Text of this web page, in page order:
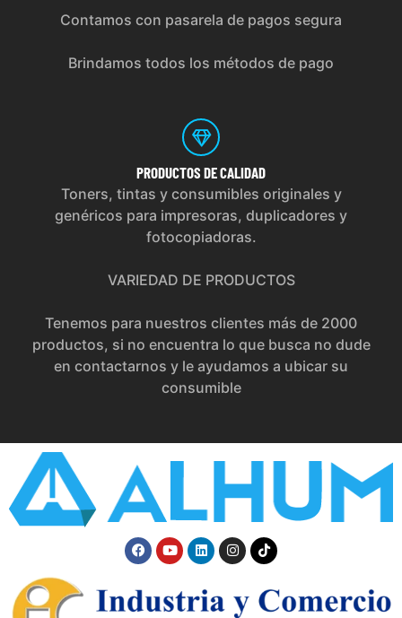
Contamos con pasarela de pagos segura
Brindamos todos los métodos de pago
PRODUCTOS DE CALIDAD
Toners, tintas y consumibles originales y
genéricos para impresoras, duplicadores y
fotocopiadoras.
VARIEDAD DE PRODUCTOS
Tenemos para nuestros clientes más de 2000
productos, si no encuentra lo que busca no dude
en contactarnos y le ayudamos a ubicar su
consumible